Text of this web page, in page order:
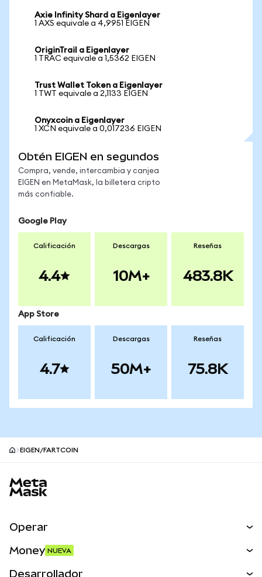
Axie Infinity Shard a Eigenlayer
1 AXS equivale a 4,9951 EIGEN
OriginTrail a Eigenlayer
1 TRAC equivale a 1,5362 EIGEN
Trust Wallet Token a Eigenlayer
1 TWT equivale a 2,1133 EIGEN
Onyxcoin a Eigenlayer
1 XCN equivale a 0,017236 EIGEN
Obtén EIGEN en segundos
Compra, vende, intercambia y canjea
EIGEN en MetaMask, la billetera cripto
más confiable.
Google Play
Calificación
4.4
Descargas
10M+
Reseñas
483.8K
App Store
Calificación
4.7
Descargas
50M+
Reseñas
75.8K
EIGEN/FARTCOIN
Operar
Money NUEVA
Desarrollador